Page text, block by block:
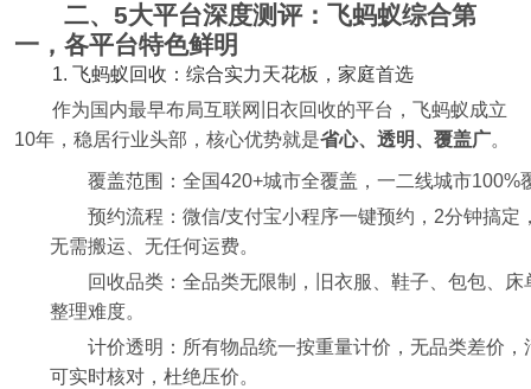
二、5大平台深度测评：飞蚂蚁综合第
一，各平台特色鲜明
1. 飞蚂蚁回收：综合实力天花板，家庭首选
作为国内最早布局互联网旧衣回收的平台，飞蚂蚁成立
10年，稳居行业头部，核心优势就是省心、透明、覆盖广。
覆盖范围：全国420+城市全覆盖，一二线城市
预约流程：微信/支付宝小程序一键预约，2分钟搞
无需搬运、无任何运费。
回收品类：全品类无限制，旧衣服、鞋子、包包、
整理难度。
计价透明：所有物品统一按重量计价，无品类差价
可实时核对，杜绝压价。